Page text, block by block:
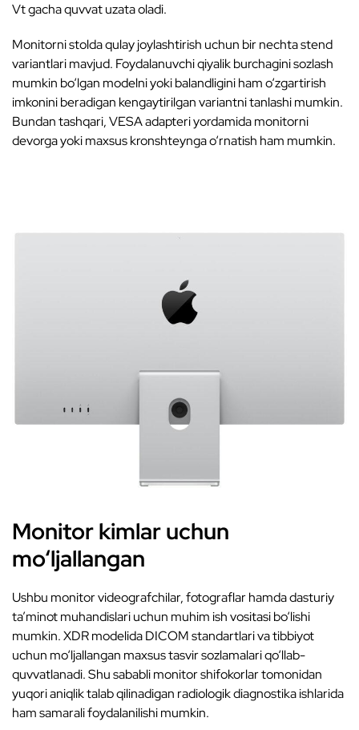
Vt gacha quvvat uzata oladi.
Monitorni stolda qulay joylashtirish uchun bir nechta stend
variantlari mavjud. Foydalanuvchi qiyalik burchagini sozlash
mumkin bo‘lgan modelni yoki balandligini ham o‘zgartirish
imkonini beradigan kengaytirilgan variantni tanlashi mumkin.
Bundan tashqari, VESA adapteri yordamida monitorni
devorga yoki maxsus kronshteynga o‘rnatish ham mumkin.
Monitor kimlar uchun
mo‘ljallangan
Ushbu monitor videografchilar, fotograflar hamda dasturiy
ta’minot muhandislari uchun muhim ish vositasi bo‘lishi
mumkin. XDR modelida DICOM standartlari va tibbiyot
uchun mo‘ljallangan maxsus tasvir sozlamalari qo‘llab-
quvvatlanadi. Shu sababli monitor shifokorlar tomonidan
yuqori aniqlik talab qilinadigan radiologik diagnostika ishlarida
ham samarali foydalanilishi mumkin.